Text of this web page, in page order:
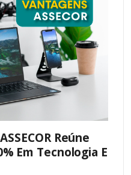
Reúne
Em Tecnologia E